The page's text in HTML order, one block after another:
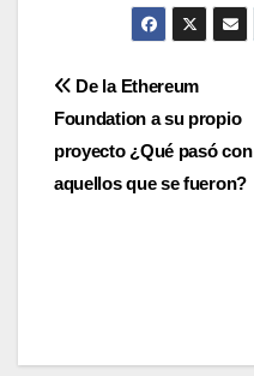
Navegación
de
entradas
De la Ethereum
Foundation a su propio
proyecto ¿Qué pasó con
aquellos que se fueron?